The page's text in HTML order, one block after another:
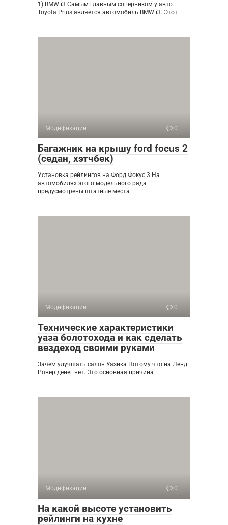
1) BMW i3 Самым главным соперником у авто
Toyota Prius является автомобиль BMW i3. Этот
Модификации 0
Багажник на крышу ford focus 2
(седан, хэтчбек)
Установка рейлингов на Форд Фокус 3 На
автомобилях этого модельного ряда
предусмотрены штатные места
Модификации 0
Технические характеристики
уаза болотохода и как сделать
вездеход своими руками
Зачем улучшать салон Уазика Потому что на Ленд
Ровер денег нет. Это основная причина
Модификации 0
На какой высоте установить
рейлинги на кухне